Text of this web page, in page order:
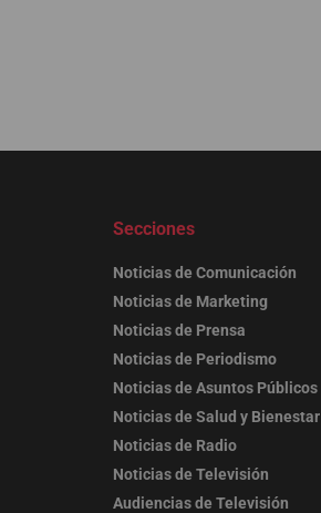
Secciones
Noticias de Comunicación
Noticias de Marketing
Noticias de Prensa
Noticias de Periodismo
Noticias de Asuntos Públicos
Noticias de Salud y Bienestar
Noticias de Radio
Noticias de Televisión
Audiencias de Televisión